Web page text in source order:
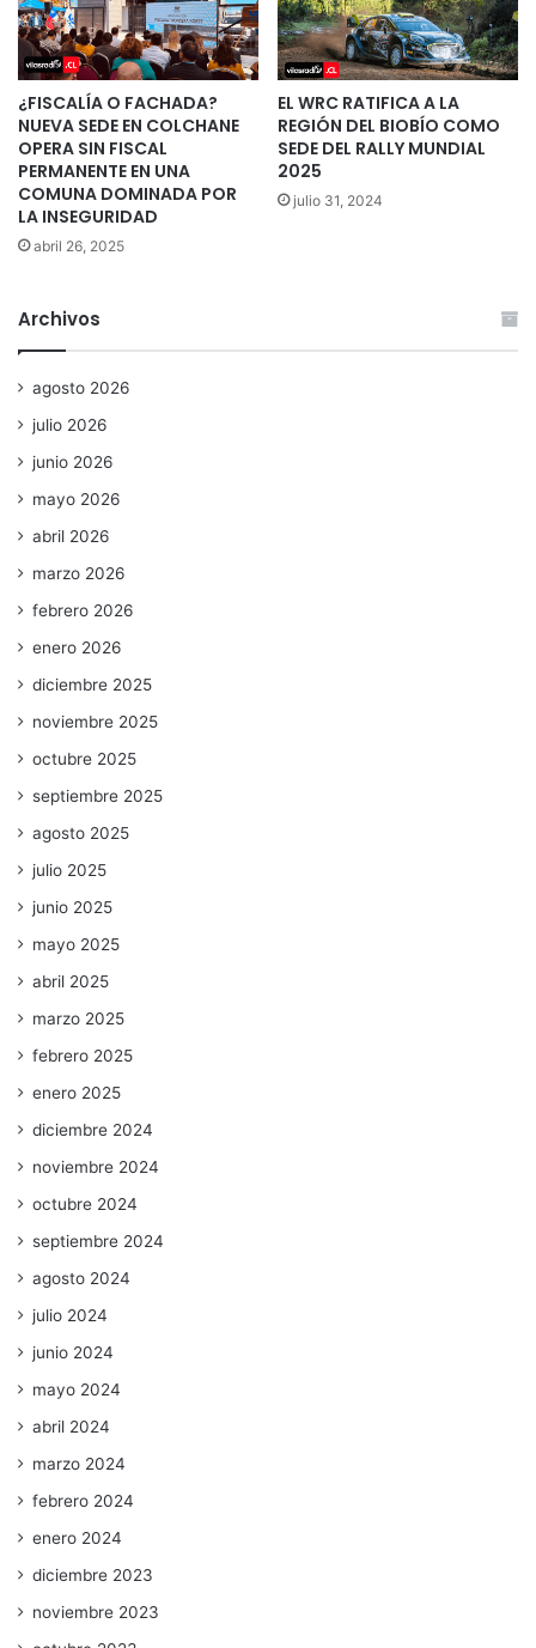
¿FISCALÍA O FACHADA?
NUEVA SEDE EN COLCHANE
OPERA SIN FISCAL
PERMANENTE EN UNA
COMUNA DOMINADA POR
LA INSEGURIDAD
abril 26, 2025
EL WRC RATIFICA A LA
REGIÓN DEL BIOBÍO COMO
SEDE DEL RALLY MUNDIAL
2025
julio 31, 2024
Archivos
agosto 2026
julio 2026
junio 2026
mayo 2026
abril 2026
marzo 2026
febrero 2026
enero 2026
diciembre 2025
noviembre 2025
octubre 2025
septiembre 2025
agosto 2025
julio 2025
junio 2025
mayo 2025
abril 2025
marzo 2025
febrero 2025
enero 2025
diciembre 2024
noviembre 2024
octubre 2024
septiembre 2024
agosto 2024
julio 2024
junio 2024
mayo 2024
abril 2024
marzo 2024
febrero 2024
enero 2024
diciembre 2023
noviembre 2023